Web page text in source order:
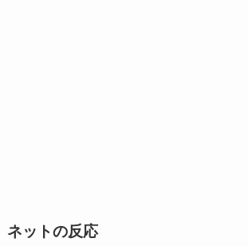
ネットの反応